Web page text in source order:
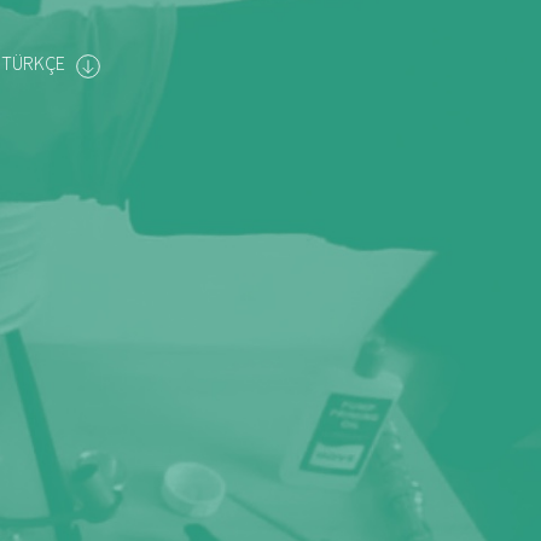
TÜRKÇE